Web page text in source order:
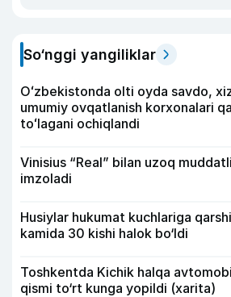
So‘nggi yangiliklar
Oʻzbekistonda olti oyda savdo,
umumiy ovqatlanish korxonalari
toʻlagani ochiqlandi
Vinisius “Real” bilan uzoq
imzoladi
Husiylar hukumat kuchlariga
kamida 30 kishi halok bo‘ldi
Toshkentda Kichik halqa
qismi to‘rt kunga yopildi (xarita)